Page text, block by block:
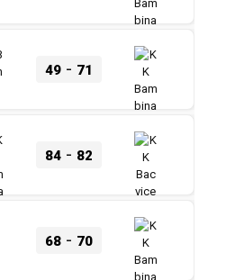
49- 71
84- 82
68- 70